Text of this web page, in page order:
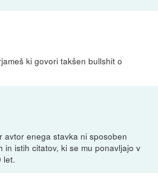
ki govori takšen bullshit o
avtor enega stavka ni sposoben
in istih citatov, ki se mu ponavljajo v
let.